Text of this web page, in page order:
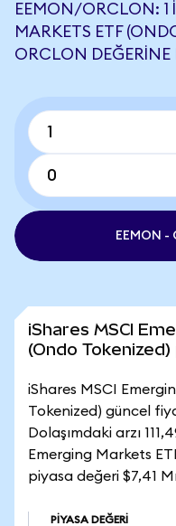
EEMON/ORCLON: 1
MARKETS ETF
ORCLON DEĞERINE
EEMON -
iShares MSCI
(Ondo
iShares MSCI
Tokenized) güncel
Dolaşımdaki arzı
Emerging Markets
piyasa değeri $7,41
PIYASA DEĞERI